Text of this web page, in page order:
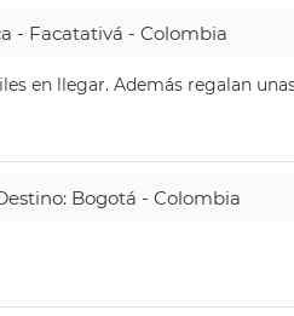
- Facatativá - Colombia
en llegar. Además regalan
Bogotá - Colombia